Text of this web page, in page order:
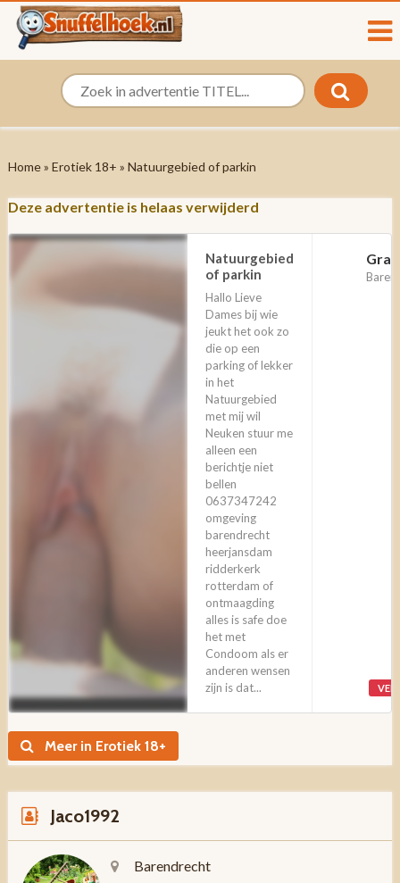
Home» Erotiek 18+ » Natuurgebied of parkin
Deze advertentie is helaas verwijderd
Natuurgebied
of parkin
Hallo Lieve
Dames bij wie
jeukt het ook zo
die op een
parking of lekker
in het
Natuurgebied
met mij wil
Neuken stuur me
alleen een
berichtje niet
bellen
0637347242
omgeving
barendrecht
heerjansdam
ridderkerk
rotterdam of
ontmaagding
alles is safe doe
het met
Condoom als er
anderen wensen
zijn is dat...
Meer in Erotiek 18+
Jaco1992
Barendrecht